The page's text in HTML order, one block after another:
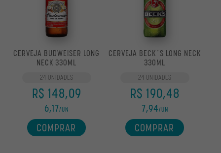
CERVEJA BUDWEISER LONG
NECK 330ML
24 UNIDADES
R$ 148,09
6,17/UN
COMPRAR
CERVEJA BECK´S LONG NECK
330ML
24 UNIDADES
R$ 190,48
7,94/UN
COMPRAR